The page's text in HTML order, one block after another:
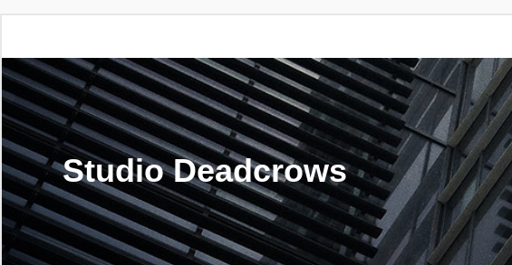
Studio Deadcrows